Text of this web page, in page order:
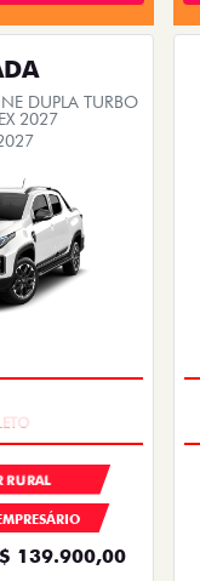
DUPLA TURBO
2027
RURAL
139.900,00